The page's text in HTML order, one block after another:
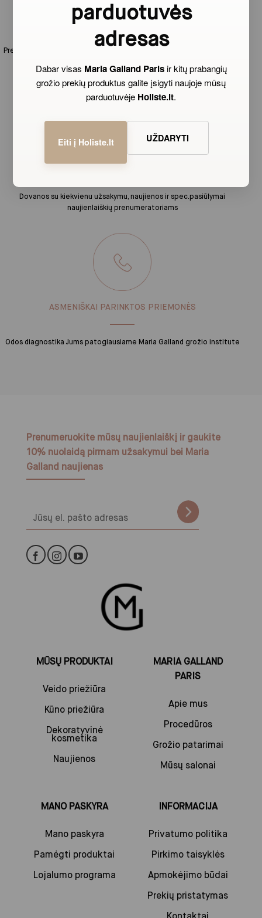
parduotuvės
adresas
Dabar visas Maria Galland Parisir kitų prabangių
grožio prekių produktus galite įsigyti naujoje mūsų
parduotuvėje Holiste.lt.
Eiti į Holiste.lt UŽDARYTI
GREITAS PRISTATYMAS
Prekes pristatome per 1-3 d.d. Siuntimas nemokamas visoje Lietuvoje
LOJALUMO PRIVALUMAI
Dovanos su kiekvienu užsakymu, naujienos ir spec.pasiūlymai
naujienlaiškių prenumeratoriams
ASMENIŠKAI PARINKTOS PRIEMONĖS
Odos diagnostika Jums patogiausiame Maria Galland grožio institute
Prenumeruokite mūsų naujienlaiškį ir gaukite
10% nuolaidą pirmam užsakymui bei Maria
Galland naujienas
MŪSŲ PRODUKTAI
Veido priežiūra
Kūno priežiūra
Dekoratyvinė
kosmetika
Naujienos
MARIA GALLAND
PARIS
Apie mus
Procedūros
Grožio patarimai
Mūsų salonai
MANO PASKYRA
Mano paskyra
Pamėgti produktai
Lojalumo programa
INFORMACIJA
Privatumo politika
Pirkimo taisyklės
Apmokėjimo būdai
Prekių pristatymas
Kontaktai